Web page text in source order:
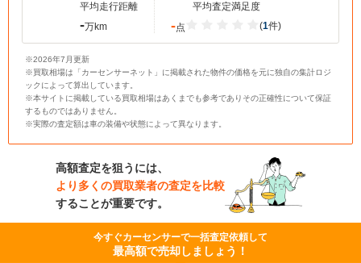
平均走行距離
-万km
平均査定満足度
-点 (1件)
※2026年7月更新
※買取相場は「カーセンサーネット」に掲載された物件の価格を元に独自の集計ロジ
ックによって算出しています。
※本サイトに掲載している買取相場はあくまでも参考でありその正確性について保証
するものではありません。
※実際の査定額は車の装備や状態によって異なります。
高額査定を狙うには、
より多くの買取業者の査定を比較
することが重要です。
今すぐカーセンサーで一括査定依頼して
最高額で売却しましょう！